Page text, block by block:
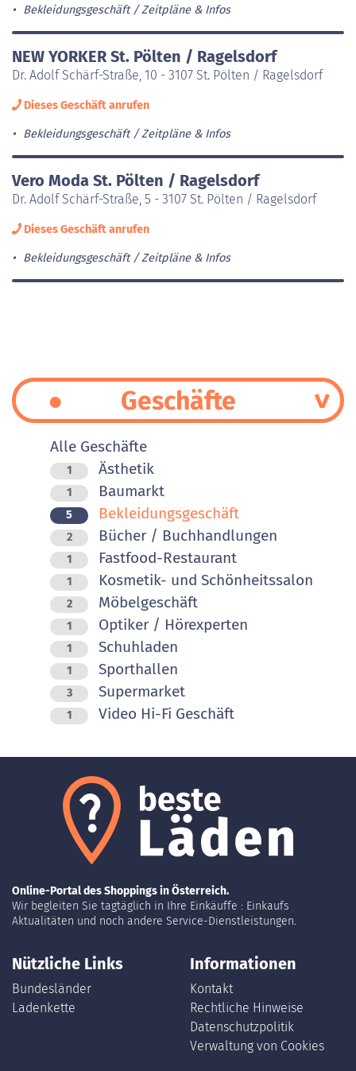
Bekleidungsgeschäft Zeitpläne & Infos
NEW YORKER St. Pölten / Ragelsdorf
Dr. Adolf Schärf-Straße, 10 - 3107 St. Pölten / Ragelsdorf
Dieses Geschäft anrufen
Bekleidungsgeschäft Zeitpläne & Infos
Vero Moda St. Pölten / Ragelsdorf
Dr. Adolf Schärf-Straße, 5 - 3107 St. Pölten / Ragelsdorf
Dieses Geschäft anrufen
Bekleidungsgeschäft Zeitpläne & Infos
Geschäfte
Alle Geschäfte
1 Ästhetik
1 Baumarkt
5 Bekleidungsgeschäft
2 Bücher / Buchhandlungen
1 Fastfood-Restaurant
1 Kosmetik- und Schönheitssalon
2 Möbelgeschäft
1 Optiker / Hörexperten
1 Schuhladen
1 Sporthallen
3 Supermarket
1 Video Hi-Fi Geschäft
Online-Portal des Shoppings in Österreich.
Wir begleiten Sie tagtäglich in Ihre Einkäuffe : Einkaufs
Aktualitäten und noch andere Service-Dienstleistungen.
Nützliche Links
Bundesländer
Ladenkette
Informationen
Kontakt
Rechtliche Hinweise
Datenschutzpolitik
Verwaltung von Cookies